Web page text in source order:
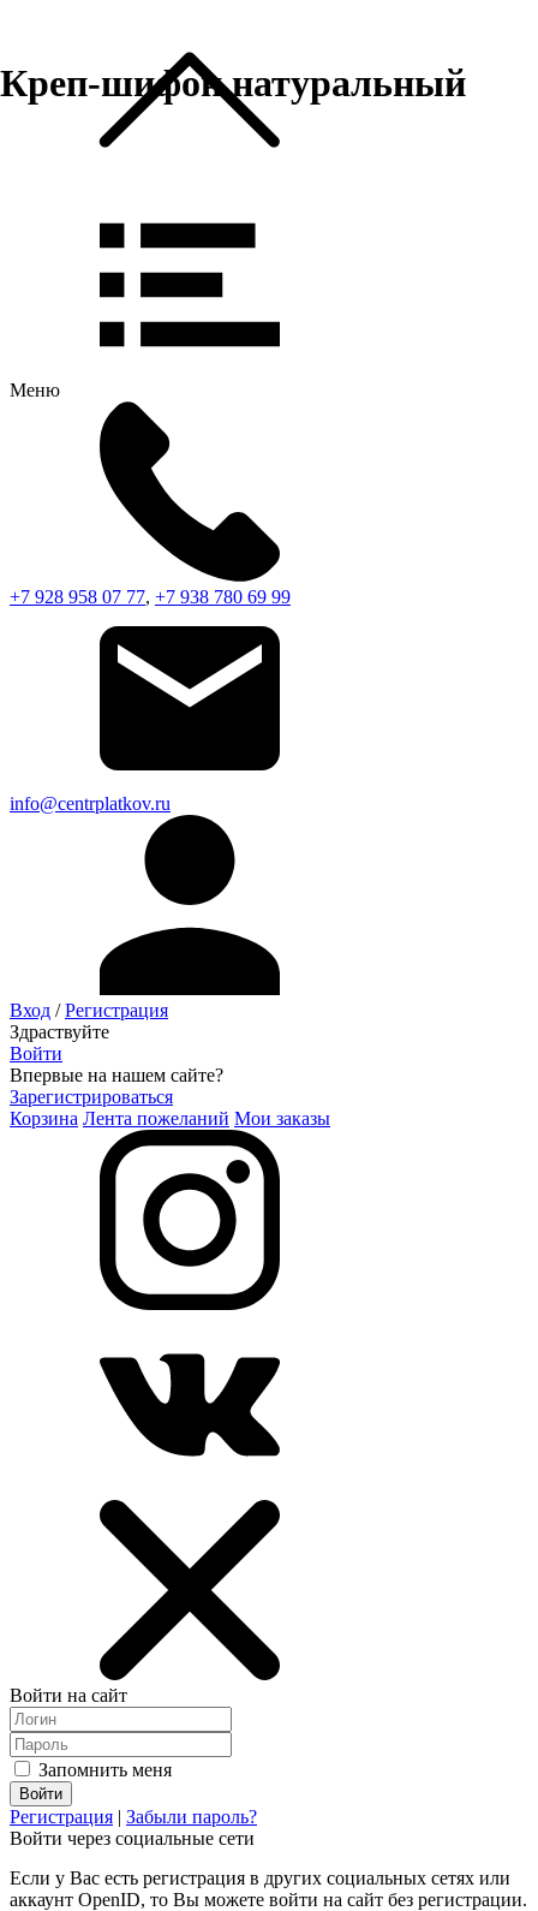
Меню
+7 928 958 07 77, +7 938 780 69 99
info@centrplatkov.ru
Вход /Регистрация
Здраствуйте
Войти
Впервые на нашем сайте?
Зарегистрироваться
Корзина Лента пожеланий Мои заказы
Войти на сайт
Запомнить меня
Регистрация | Забыли пароль?
Войти через социальные сети
Если у Вас есть регистрация в других социальных сетях или
аккаунт OpenID, то Вы можете войти на сайт без регистрации.
Креп-шифон натуральный